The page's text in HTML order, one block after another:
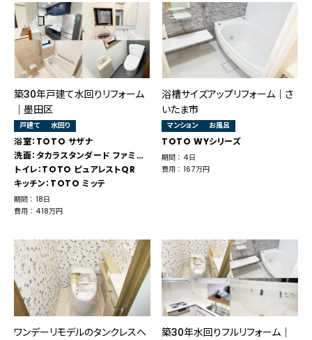
築30年戸建て水回りリフォーム
｜墨田区
戸建て 水回り
浴室：TOTO サザナ
洗面：タカラスタンダード ファミーユ
トイレ：TOTO ピュアレストQR
キッチン：TOTO ミッテ
期間 ： 18日
費用 ： 418万円
浴槽サイズアップリフォーム｜さ
いたま市
マンション お風呂
TOTO WYシリーズ
期間 ： 4日
費用 ： 167万円
ワンデーリモデルのタンクレスへ
築30年水回りフルリフォーム｜